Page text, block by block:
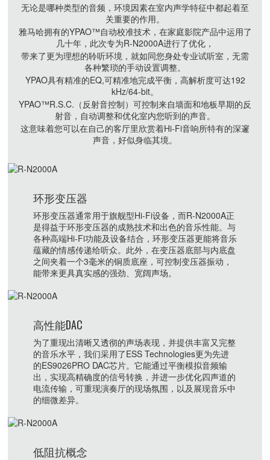
无论是哪种类型的音频，环境因素在室内声学特征中都起着至
关重要的作用。
雅马哈拥有的YPAO™自动校准技术，在家庭影院产品中运用了
几十年，此次专为R-N2000A进行了优化，
带来了更为理想的聆听环境，就如同您身处专业试听室，无需
各种繁琐的手动设置调整。
YPAO具有精准的EQ,可精准地完成平衡，高解析度可达192
kHz/64-bit。
YPAO™R.S.C.（反射音控制）可控制来自墙面和地板早期的反
射音，自动调整和优化室内您听到的声音。
这意味着您可以在自己的客厅里欣赏着Hi-Fi音响所特有的深邃
声音，好似身临其境。
环形变压器
环形变压器通常用于旗舰型Hi-Fi设备，而R-N2000A正
是得益于环形变压器的成熟技术和出色的音乐性能。与
各种高端Hi-Fi功能及设备结合，环形变压器更能将音乐
蕴藏的情感传递给听众。此外，在变压器底部与内底盘
之间夹着一个3毫米的铜质底座，可控制变压器振动，
能带来更具真实感的强劲、宽阔声场。
高性能DAC
为了重现出清晰又透彻的声场表现，并提供丰富又完整
的音乐水平，我们采用了ESS Technologies更为先进
的ES9026PRO DAC芯片。它能通过平衡模拟音频输
出，实现高精确度的信号转换，并进一步优化四声道的
电流传输，可重现演奏厅的现场氛围，以及展现音乐中
的细微差异。
低阻抗概念